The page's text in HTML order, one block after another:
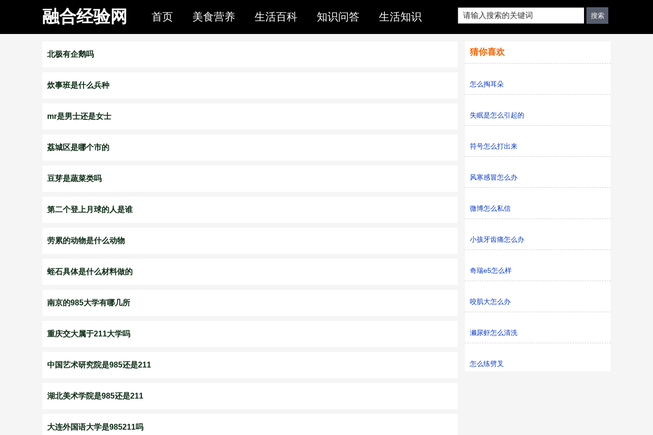
融合经验网 首页 美食营养 生活百科 知识问答 生活知识
北极有企鹅吗
炊事班是什么兵种
mr是男士还是女士
荔城区是哪个市的
豆芽是蔬菜类吗
第二个登上月球的人是谁
劳累的动物是什么动物
蛭石具体是什么材料做的
南京的985大学有哪几所
重庆交大属于211大学吗
中国艺术研究院是985还是211
湖北美术学院是985还是211
大连外国语大学是985211吗
猜你喜欢
怎么掏耳朵
失眠是怎么引起的
符号怎么打出来
风寒感冒怎么办
微博怎么私信
小孩牙齿痛怎么办
奇瑞e5怎么样
咬肌大怎么办
濑尿虾怎么清洗
怎么练劈叉